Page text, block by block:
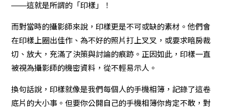
——這就是所謂的「印樣」！
而對當時的攝影師來說，印樣更是不可或缺的素材。他們會
在印樣上圈出佳作、為不好的照片打上叉叉，或要求暗房裁
切、放大，充滿了決策與討論的痕跡。正因如此，印樣一直
被視為攝影師的機密資料，從不輕易示人。
換句話說，印樣就像是我們每個人的手機相簿，記錄了這卷
底片的大小事。但要你公開自己的手機相簿你肯定不敢，對